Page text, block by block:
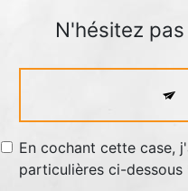
N'hésitez
En cochant cette case,
particulières ci-dessous